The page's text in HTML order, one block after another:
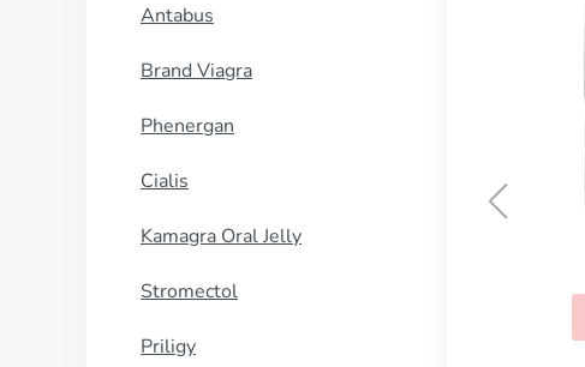
Antabus
Brand Viagra
Phenergan
Cialis
Kamagra Oral Jelly
Stromectol
Priligy